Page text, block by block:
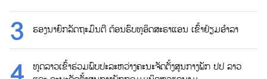
ຮອງນາຍົກລັດຖະມົນຕີ ຕ້ອນຮົບທູອິດສະຣາແອນ ເຂົ້າຢ້ຽມອຳລາ
ທູດລາວເຂົ້າຮ່ວມພົບປະລະຫວ່າງຄະນະຈັດຕັ້ງສູນກາງພັກ ປປ ລາວ